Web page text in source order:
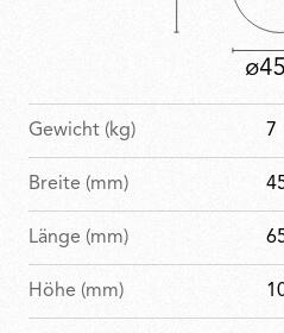
Gewicht (kg) 7
Breite (mm)
Länge (mm)
Höhe (mm)